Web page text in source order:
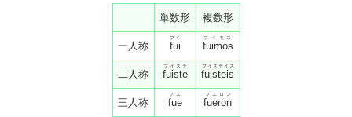
単数形 複数形
一人称 fui
フイ
fuimos
フイモス
二人称 fuiste
フイステ
fuisteis
フイステイス
三人称 fue
フエ
fueron
フエロン